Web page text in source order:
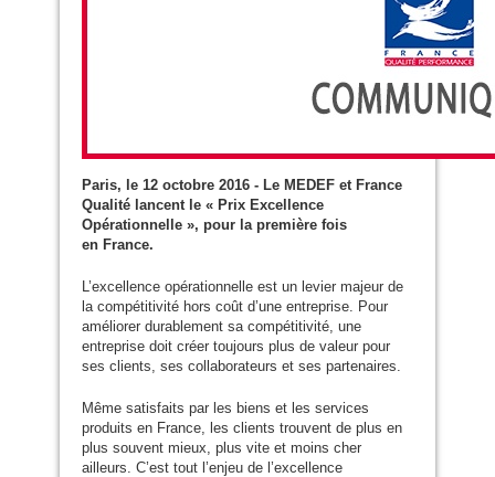
Paris, le 12 octobre 2016 - Le MEDEF et France
Qualité lancent le « Prix Excellence
Opérationnelle », pour la première fois
en France.
L’excellence opérationnelle est un levier majeur de
la compétitivité hors coût d’une entreprise. Pour
améliorer durablement sa compétitivité, une
entreprise doit créer toujours plus de valeur pour
ses clients, ses collaborateurs et ses partenaires.
Même satisfaits par les biens et les services
produits en France, les clients trouvent de plus en
plus souvent mieux, plus vite et moins cher
ailleurs. C’est tout l’enjeu de l’excellence